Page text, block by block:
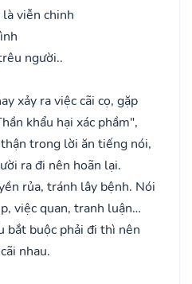
viễn chinh
người..
xảy ra việc cãi cọ, gặp
khẩu hại xác phầm",
trong lời ăn tiếng nói,
ra đi nên hoãn lại.
rủa, tránh lây bệnh. Nói
việc quan, tranh luận…
bắt buộc phải đi thì nên
nhau.